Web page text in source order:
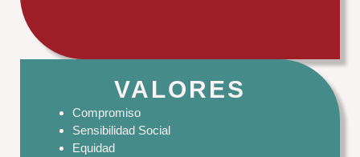
VALORES
Compromiso
Sensibilidad Social
Equidad